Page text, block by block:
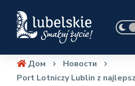
Дом
Новости
Port Lotniczy Lublin z